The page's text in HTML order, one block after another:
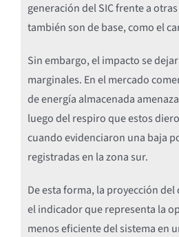
generación del SIC frente a
también son de base, como el
Sin embargo, el impacto se
marginales. En el mercado
de energía almacenada
luego del respiro que estos
cuando evidenciaron una baja
registradas en la zona sur.
De esta forma, la proyección
el indicador que representa la
menos eficiente del sistema en